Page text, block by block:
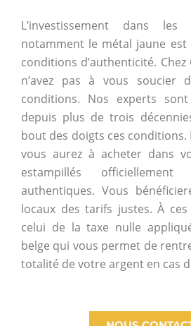
L’investissement dans les
notamment le métal jaune est
conditions d’authenticité. Chez
n’avez pas à vous soucier
conditions. Nos experts
depuis plus de trois
bout des doigts ces conditions.
vous aurez à acheter dans
estampillés
authentiques. Vous
locaux des tarifs justes. À ces
celui de la taxe nulle
belge qui vous permet de
totalité de votre argent en cas